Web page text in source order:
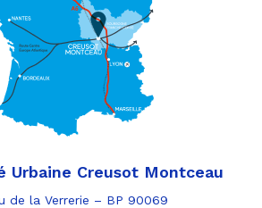
Urbaine Creusot Montceau
de la Verrerie – BP 90069